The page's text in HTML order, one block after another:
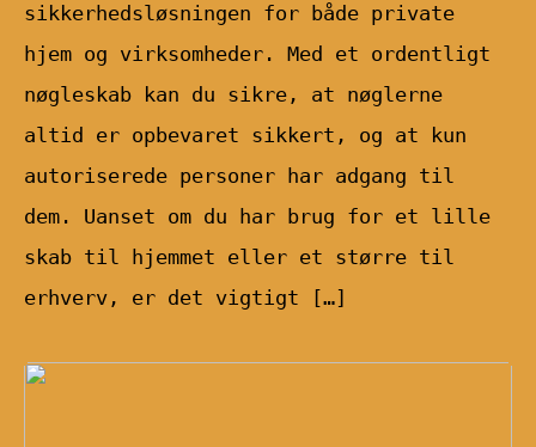
sikkerhedsløsningen for både private
hjem og virksomheder. Med et ordentligt
nøgleskab kan du sikre, at nøglerne
altid er opbevaret sikkert, og at kun
autoriserede personer har adgang til
dem. Uanset om du har brug for et lille
skab til hjemmet eller et større til
erhverv, er det vigtigt […]